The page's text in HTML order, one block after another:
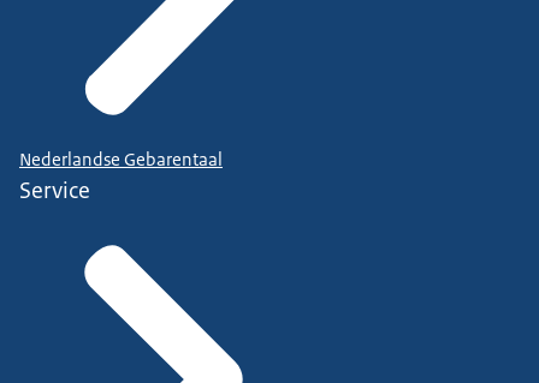
Nederlandse Gebarentaal
Service